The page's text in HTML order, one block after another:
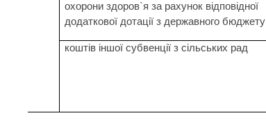
охорони здоров`я за рахунок відповідної
додаткової дотації з державного бюджету
коштів іншої субвенції з сільських рад